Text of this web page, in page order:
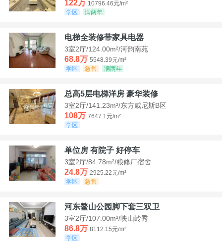
122万 10796.46元/m²
学区
满两年
电梯全装修带家具电器
3室2厅/124.00m²/河韵南苑
68.8万 5548.39元/m²
学区
急售 满两年
总高5层电梯洋房 豪华装修
3室2厅/141.23m²/东方威尼斯B区
108万 7647.1元/m²
学区
单位房 有院子 好停车
3室2厅/84.78m²/粮修厂宿舍
24.8万 2925.22元/m²
学区
急售
河东鳌山公园脚下套三双卫
3室2厅/107.00m²/映山岭秀
86.8万 8112.15元/m²
学区